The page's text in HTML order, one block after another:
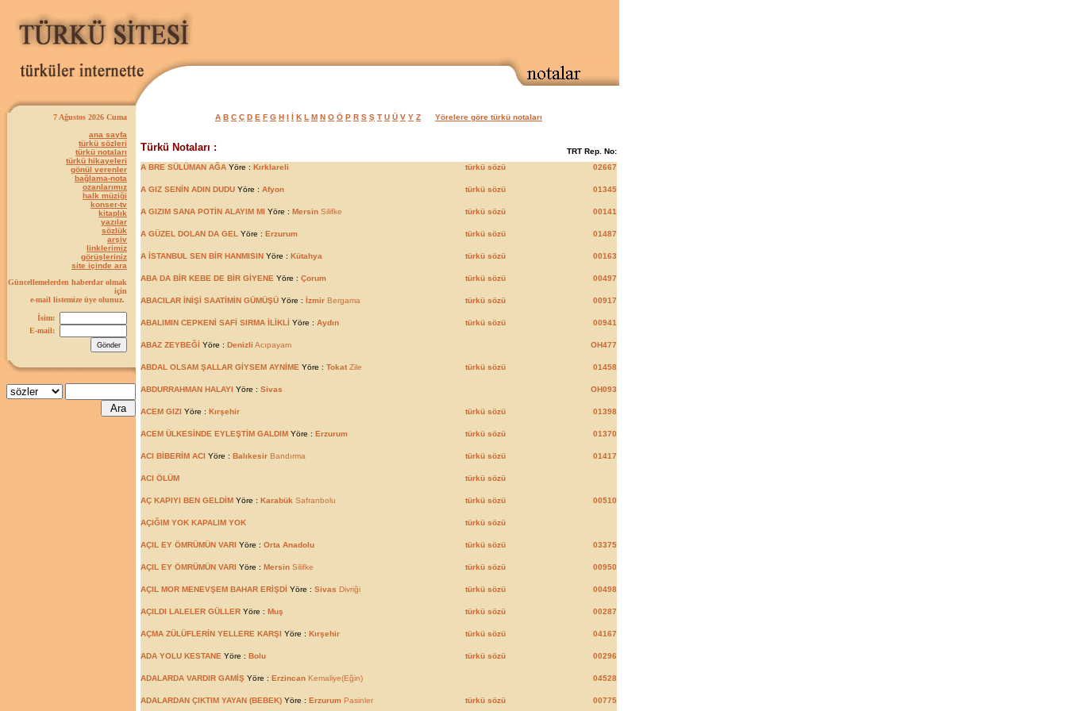
7 Ağustos 2026 Cuma
ana sayfa
türkü sözleri
türkü notaları
türkü hikayeleri
gönül verenler
bağlama-nota
ozanlarımız
halk müziği
konser-tv
kitaplık
yazılar
sözlük
arşiv
linklerimiz
görüşleriniz
site içinde ara
Güncellemelerden haberdar olmak
için
e-mail listemize üye olunuz.
İsim:
E-mail:
A B C Ç D E F G H I İ K L M N O Ö P R S Ş T U Ü V Y Z Yörelere göre türkü notaları
Türkü Notaları :
TRT Rep. No:
A BRE SÜLÜMAN AĞA Yöre : Kırklareli türkü sözü 02667
A GIZ SENİN ADIN DUDU Yöre : Afyon türkü sözü 01345
A GIZIM SANA POTİN ALAYIM MI Yöre : Mersin Silifke türkü sözü 00141
A GÜZEL DOLAN DA GEL Yöre : Erzurum türkü sözü 01487
A İSTANBUL SEN BİR HANMISIN Yöre : Kütahya türkü sözü 00163
ABA DA BİR KEBE DE BİR GİYENE Yöre : Çorum türkü sözü 00497
ABACILAR İNİŞİ SAATİMİN GÜMÜŞÜ Yöre : İzmir Bergama türkü sözü 00917
ABALIMIN CEPKENİ SAFİ SIRMA İLİKLİ Yöre : Aydın türkü sözü 00941
ABAZ ZEYBEĞİ Yöre : Denizli Acıpayam OH477
ABDAL OLSAM ŞALLAR GİYSEM AYNİME Yöre : Tokat Zile türkü sözü 01458
ABDURRAHMAN HALAYI Yöre : Sivas OH093
ACEM GIZI Yöre : Kırşehir türkü sözü 01398
ACEM ÜLKESİNDE EYLEŞTİM GALDIM Yöre : Erzurum türkü sözü 01370
ACI BİBERİM ACI Yöre : Balıkesir Bandırma türkü sözü 01417
ACI ÖLÜM türkü sözü
AÇ KAPIYI BEN GELDİM Yöre : Karabük Safranbolu türkü sözü 00510
AÇIĞIM YOK KAPALIM YOK türkü sözü
AÇIL EY ÖMRÜMÜN VARI Yöre : Orta Anadolu türkü sözü 03375
AÇIL EY ÖMRÜMÜN VARI Yöre : Mersin Silifke türkü sözü 00950
AÇIL MOR MENEVŞEM BAHAR ERİŞDİ Yöre : Sivas Divriği türkü sözü 00498
AÇILDI LALELER GÜLLER Yöre : Muş türkü sözü 00287
AÇMA ZÜLÜFLERİN YELLERE KARŞI Yöre : Kırşehir türkü sözü 04167
ADA YOLU KESTANE Yöre : Bolu türkü sözü 00296
ADALARDA VARDIR GAMİŞ Yöre : Erzincan Kemaliye(Eğin) 04528
ADALARDAN ÇIKTIM YAYAN (BEBEK) Yöre : Erzurum Pasinler türkü sözü 00775